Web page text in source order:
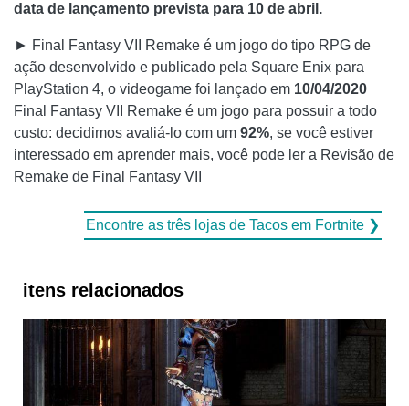
data de lançamento prevista para 10 de abril.
► Final Fantasy VII Remake é um jogo do tipo RPG de
ação desenvolvido e publicado pela Square Enix para
PlayStation 4, o videogame foi lançado em 10/04/2020
Final Fantasy VII Remake é um jogo para possuir a todo
custo: decidimos avaliá-lo com um 92%, se você estiver
interessado em aprender mais, você pode ler a Revisão de
Remake de Final Fantasy VII
Encontre as três lojas de Tacos em Fortnite ❯
itens relacionados